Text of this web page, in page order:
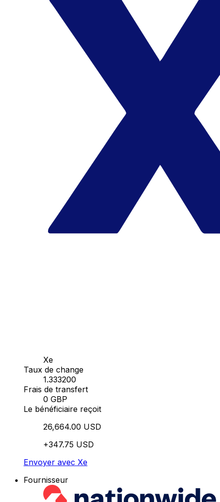
Xe
Taux de change
1.333200
Frais de transfert
0 GBP
Le bénéficiaire reçoit
26,664.00 USD
+347.75 USD
Envoyer avec Xe
Fournisseur